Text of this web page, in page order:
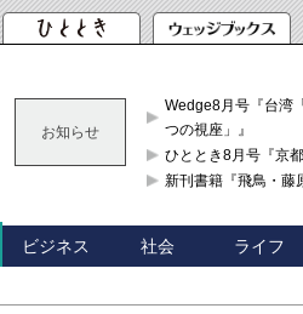
お知らせ
Wedge8月号『台湾
つの視座」』
ひととき8月号『京
新刊書籍『飛鳥・藤
ビジネス 社会 ライフ